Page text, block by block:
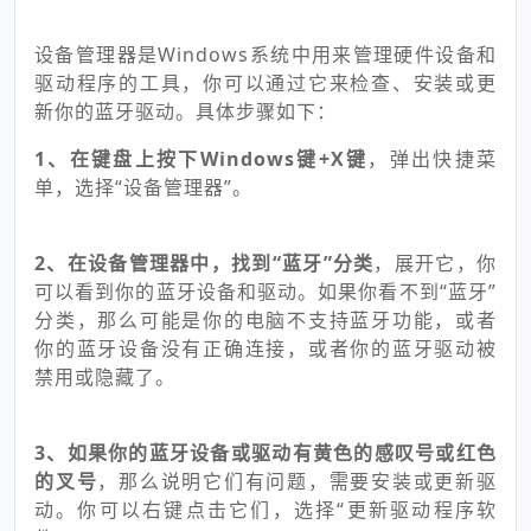
设备管理器是Windows系统中用来管理硬件设备和
驱动程序的工具，你可以通过它来检查、安装或更
新你的蓝牙驱动。具体步骤如下：
1、在键盘上按下Windows键+X键 ，弹出快捷菜
单，选择“设备管理器”。
2、在设备管理器中，找到“蓝牙”分类，展开它，你
可以看到你的蓝牙设备和驱动。如果你看不到“蓝牙”
分类，那么可能是你的电脑不支持蓝牙功能，或者
你的蓝牙设备没有正确连接，或者你的蓝牙驱动被
禁用或隐藏了。
3、如果你的蓝牙设备或驱动有黄色的感叹号或红色
的叉号，那么说明它们有问题，需要安装或更新驱
动。你可以右键点击它们，选择“更新驱动程序软